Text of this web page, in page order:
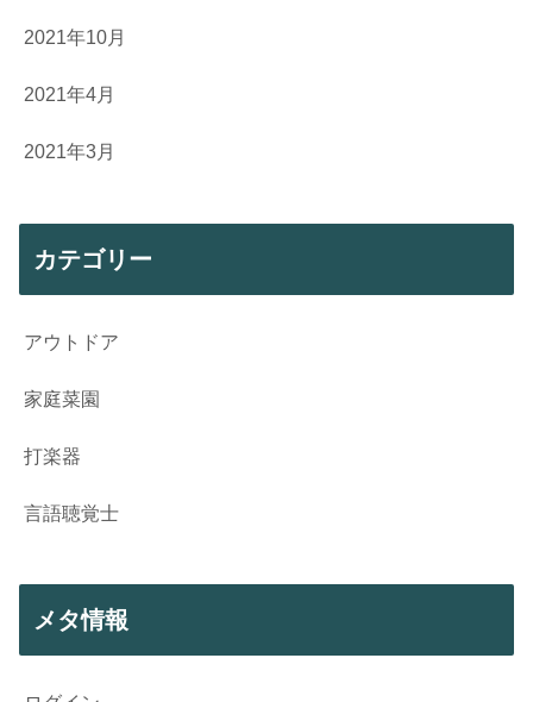
2021年10月
2021年4月
2021年3月
カテゴリー
アウトドア
家庭菜園
打楽器
言語聴覚士
メタ情報